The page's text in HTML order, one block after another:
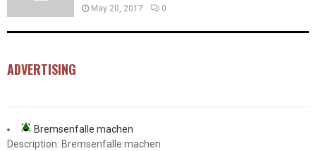
May 20, 2017 0
ADVERTISING
Bremsenfalle machen
Description: Bremsenfalle machen